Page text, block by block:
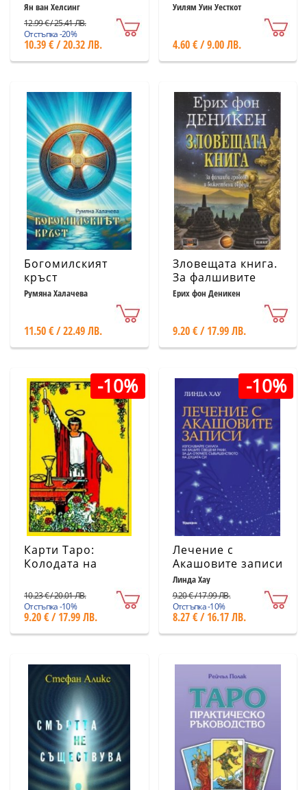
Ян ван Хелсинг
12.99 € / 25.41 ЛВ.
Отстъпка -20%
10.39 € / 20.32 ЛВ.
мистични
Уилям Уин Уесткот
4.60 € / 9.00 ЛВ.
Богомилският
кръст
Румяна Халачева
11.50 € / 22.49 ЛВ.
Зловещата книга.
За фалшивите
гробове и
Ерих фон Деникен
9.20 € / 17.99 ЛВ.
-10%
Карти Таро:
Колодата на
формат)
10.23 € / 20.01 ЛВ.
Отстъпка -10%
9.20 € / 17.99 ЛВ.
-10%
Лечение с
Акашовите записи
Линда Хау
9.20 € / 17.99 ЛВ.
Отстъпка -10%
8.27 € / 16.17 ЛВ.